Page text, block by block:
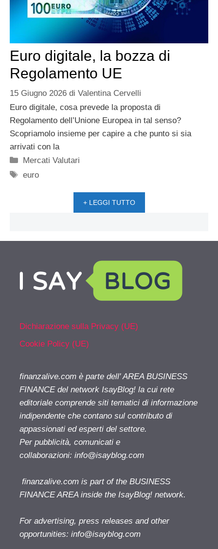
Euro digitale, la bozza di
Regolamento UE
15 Giugno 2026 di Valentina Cervelli
Euro digitale, cosa prevede la proposta di
Regolamento dell’Unione Europea in tal senso?
Scopriamolo insieme per capire a che punto si sia
arrivati con la
Categorie
Mercati Valutari
Tag
euro
+ LEGGI TUTTO
Dichiarazione sulla Privacy (UE)
Cookie Policy (UE)
finanzalive.com è parte dell' AREA BUSINESS
FINANCE del network IsayBlog! la cui rete
editoriale comprende siti tematici di informazione
indipendente che contano sul contributo di
appassionati ed esperti del settore.
Per pubblicità, comunicati e
collaborazioni: info@isayblog.com
finanzalive.com is part of the BUSINESS
FINANCE AREA inside the IsayBlog! network.
For advertising, press releases and other
opportunities: info@isayblog.com